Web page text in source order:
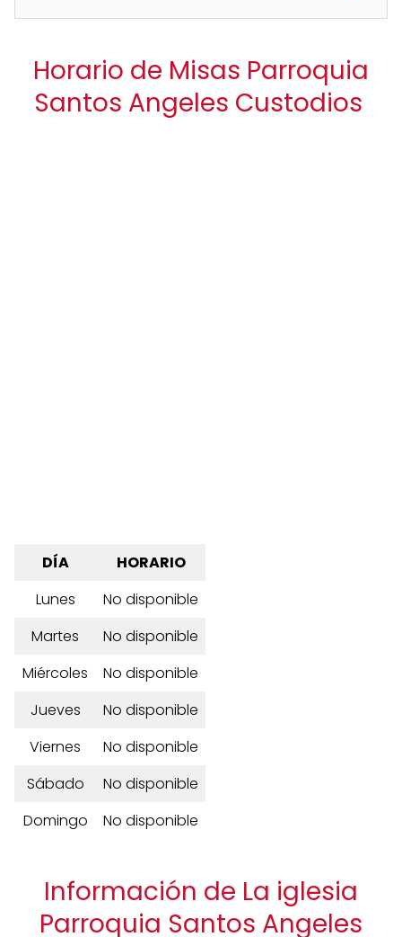
Horario de Misas Parroquia
Santos Angeles Custodios
DÍA
HORARIO
Lunes
No disponible
Martes
No disponible
Miércoles
No disponible
Jueves
No disponible
Viernes
No disponible
Sábado
No disponible
Domingo
No disponible
Información de La iglesia
Parroquia Santos Angeles